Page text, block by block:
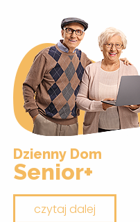
Dzienny Dom
Senior+
czytaj dalej